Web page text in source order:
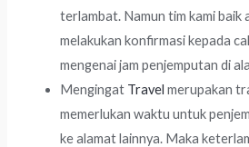
terlambat. Namun tim kami baik
melakukan konfirmasi kepada
mengenai jam penjemputan di
Mengingat Travel merupakan
memerlukan waktu untuk
ke alamat lainnya. Maka